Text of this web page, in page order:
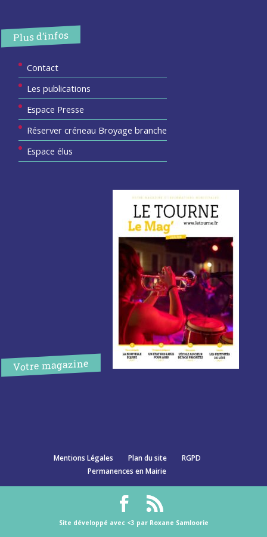
Plus d’infos
Contact
Les publications
Espace Presse
Réserver créneau Broyage branche
Espace élus
Votre magazine
Mentions Légales Plan du site
RGPD
Permanences en Mairie
Site développé avec <3 par Roxane Samloorie